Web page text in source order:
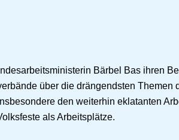
Bärbel Bas ihren
über die drängendsten
den weiterhin eklatanten
als Arbeitsplätze.